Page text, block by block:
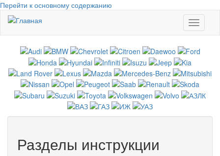
Перейти к основному содержанию
Toggle
Разделы инструкции